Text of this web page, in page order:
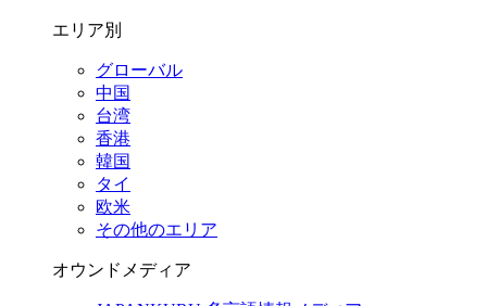
エリア別
グローバル
中国
台湾
香港
韓国
タイ
欧米
その他のエリア
オウンドメディア